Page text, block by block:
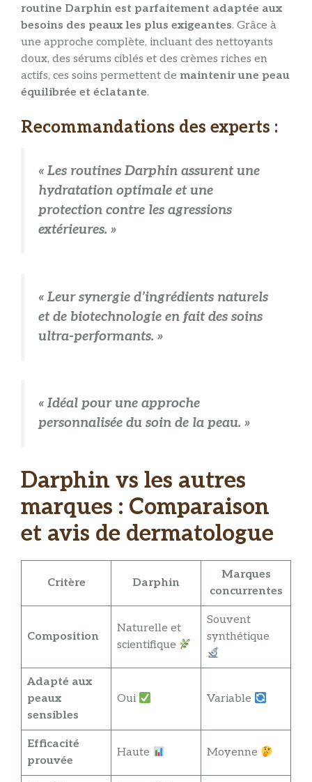
routine Darphin est parfaitement adaptée aux
besoins des peaux les plus exigeantes. Grâce à
une approche complète, incluant des nettoyants
doux, des sérums ciblés et des crèmes riches en
actifs, ces soins permettent de maintenir une peau
équilibrée et éclatante.
Recommandations des experts :
« Les routines Darphin assurent une
hydratation optimale et une
protection contre les agressions
extérieures. »
« Leur synergie d’ingrédients naturels
et de biotechnologie en fait des soins
ultra-performants. »
« Idéal pour une approche
personnalisée du soin de la peau. »
Darphin vs les autres
marques : Comparaison
et avis de dermatologue
Critère Darphin
Marques
concurrentes
Composition
Naturelle et
scientifique
Souvent
synthétique
Adapté aux
peaux
sensibles
Oui Variable
Efficacité
prouvée
Haute Moyenne